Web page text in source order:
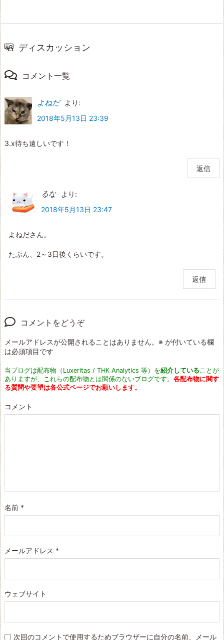
ディスカッション
コメント一覧
よねだ
より:
2018年5月13日 23:39
3.x待ち遠しいです！
返信
るな
より:
2018年5月13日 23:47
よねださん。
たぶん、2～3日後くらいです。
返信
コメントをどうぞ
メールアドレスが公開されることはありません。 ※ が付いている欄
は必須項目です
当ブログは配布物（Luxeritas / THK Analytics 等）を紹介している ことが
ありますが、これらの配布物とは関係のないブログです。 各配布物に関す
る質問や要望は各公式ページでお願いします。
コメント
名前 *
メールアドレス *
ウェブサイト
次回のコメントで使用するためブラウザーに自分の名前、メール